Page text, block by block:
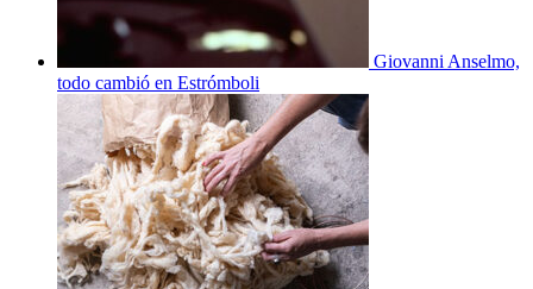
Giovanni Anselmo,
todo cambió en Estrómboli